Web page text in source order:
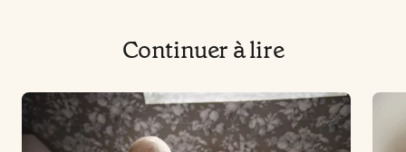
Continuer à lire